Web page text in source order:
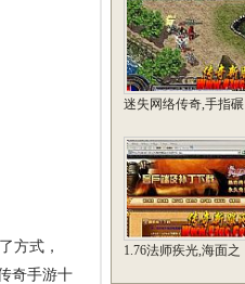
方式，
奇手游十
迷失网络传奇,手指碾
1.76法师疾光,海面之